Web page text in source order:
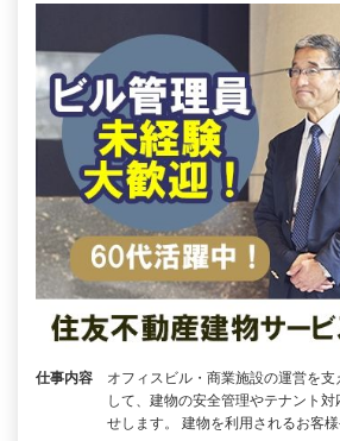
仕事内容
オフィスビル・商業施設の運営を支
して、建物の安全管理やテナント
せします。 建物を利用されるお客